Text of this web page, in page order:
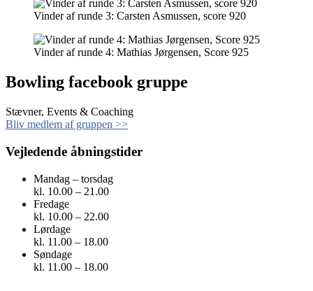
Vinder af runde 3: Carsten Asmussen, score 920
Vinder af runde 4: Mathias Jørgensen, Score 925
Bowling facebook gruppe
Stævner, Events & Coaching
Bliv medlem af gruppen >>
Vejledende åbningstider
Mandag – torsdag
kl. 10.00 – 21.00
Fredage
kl. 10.00 – 22.00
Lørdage
kl. 11.00 – 18.00
Søndage
kl. 11.00 – 18.00